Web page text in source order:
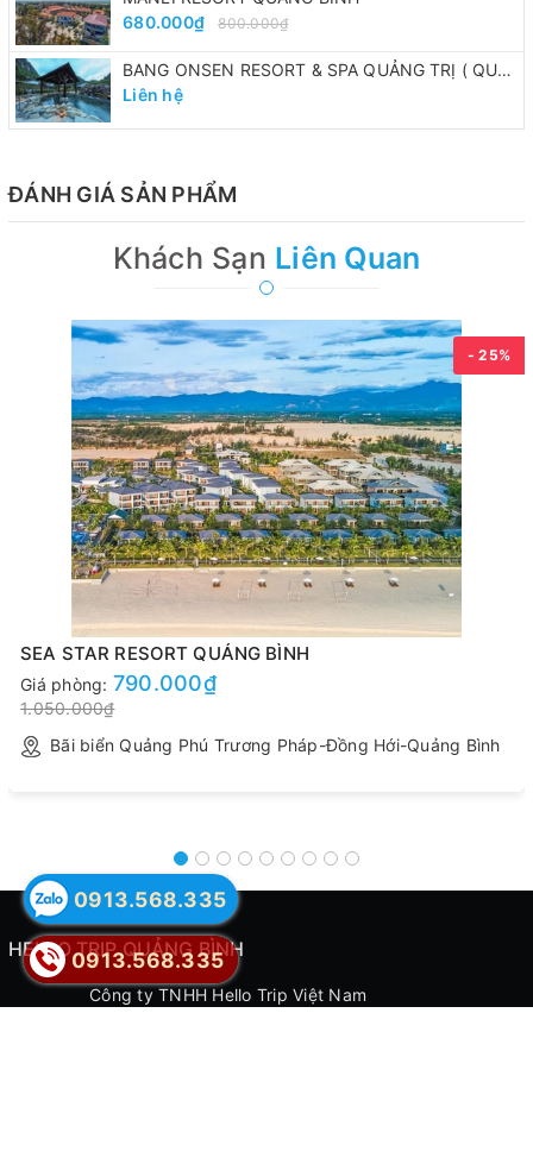
680.000₫
800.000₫
BANG ONSEN RESORT & SPA QUẢNG TRỊ ( QUẢNG BÌNH CŨ)
Liên hệ
ĐÁNH GIÁ SẢN PHẨM
Khách Sạn Liên Quan
- 25%
SEA STAR RESORT QUẢNG BÌNH
Giá phòng: 790.000₫
1.050.000₫
Bãi biển Quảng Phú Trương Pháp-Đồng Hới-Quảng Bình
HELLO TRIP QUẢNG BÌNH
Công ty TNHH Hello Trip Việt Nam
0913.568.335
0913.568.335